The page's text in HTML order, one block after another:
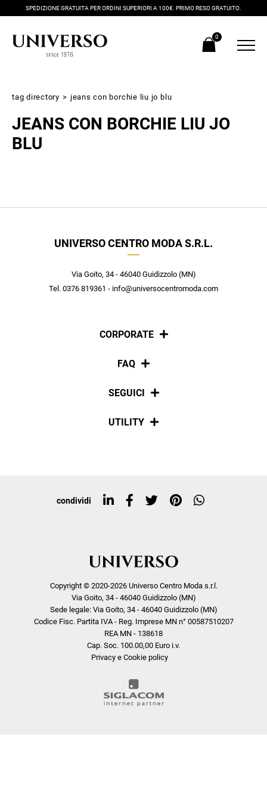
SPEDIZIONE GRATUITA PER ORDINI SUPERIORI A 100€. PRIMO RESO GRATUITO.
0
tag directory > jeans con borchie liu jo blu
JEANS CON BORCHIE LIU JO
BLU
UNIVERSO CENTRO MODA S.R.L.
Via Goito, 34 - 46040 Guidizzolo (MN)
Tel. 0376 819361 - info@universocentromoda.com
CORPORATE
Chi siamo
FAQ
Pagamenti
SEGUICI
Social
UTILITY
Top ricerche
condividi
Copyright © 2020-2026 Universo Centro Moda s.r.l.
Via Goito, 34 - 46040 Guidizzolo (MN)
Sede legale: Via Goito, 34 - 46040 Guidizzolo (MN)
Codice Fisc. Partita IVA - Reg. Imprese MN n° 00587510207
REA MN - 138618
Cap. Soc. 100.00,00 Euro i.v.
Privacy e Cookie policy
Iscriviti alla newsletter
nuovi arrivi utilizzabile anche in negozio!
Crea il tuo stile grazie ai consigli dei nostri personal shopper e
scopri in anteprima le offerte in esclusiva a te riservate.
ISCRIVITI